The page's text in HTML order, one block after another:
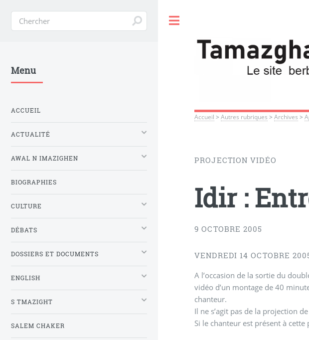
Accueil >Autres rubriques >Archives >
PROJECTION VIDÉO
Idir :
9 OCTOBRE 2005
VENDREDI 14 OCTOBRE
A l’occasion de la sortie du
vidéo d’un montage de 40
chanteur.
Il ne s’agit pas de la projection
Si le chanteur est présent à cette
Menu
ACCUEIL
ACTUALITÉ
AWAL N IMAZIGHEN
BIOGRAPHIES
CULTURE
DÉBATS
DOSSIERS ET DOCUMENTS
ENGLISH
S TMAZIGHT
SALEM CHAKER